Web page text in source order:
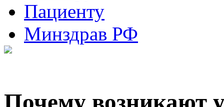
Пациенту
Минздрав РФ